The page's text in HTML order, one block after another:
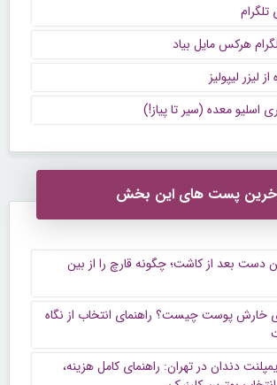
تلگرام
هرکس مایل بیاد
لیزر لیپولیز
اسلیو معده (سیر تا پیاز!)
پست های این بخش
دست بعد از کاشت؛ چگونه قارچ را از بین
خارش پوست چیست؟ راهنمای انتخاب از نگاه
دندان در تهران: راهنمای کامل هزینه،